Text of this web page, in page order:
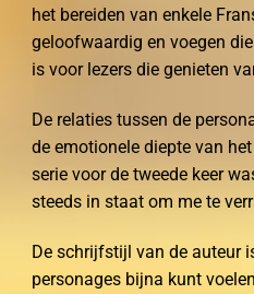
het bereiden van enkele
geloofwaardig en voegen
is voor lezers die genieten
De relaties tussen de
de emotionele diepte van
serie voor de tweede keer
steeds in staat om me te
De schrijfstijl van de auteur
personages bijna kunt